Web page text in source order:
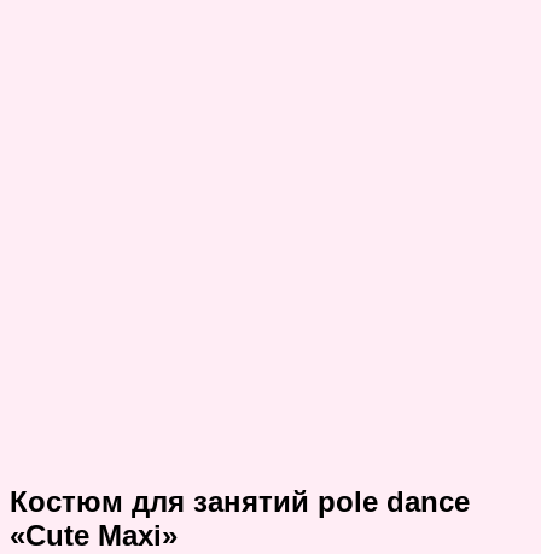
Костюм для занятий pole dance
«Cute Maxi»